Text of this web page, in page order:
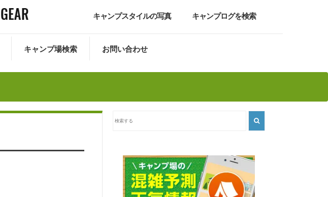
キャンプスタイルの写真 キャンプログを検索
キャンプ場検索 お問い合わせ